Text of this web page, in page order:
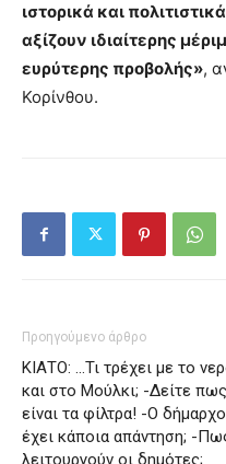
ιστορικά και
αξίζουν ιδιαίτερης
ευρύτερης προβολής»,
Κορίνθου.
Προηγούμενο άρθρο
ΚΙΑΤΟ: …Τι τρέχει με το
και στο Μούλκι; -Δείτε πως
είναι τα φίλτρα! -Ο
έχει κάποια απάντηση; -